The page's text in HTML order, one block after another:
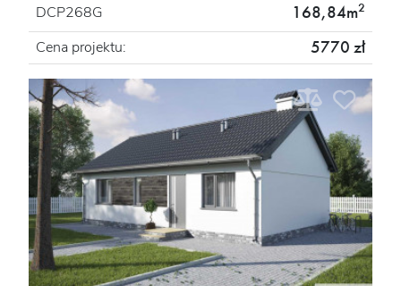
DCP268G 168,84m2
Cena projektu: 5770 zł